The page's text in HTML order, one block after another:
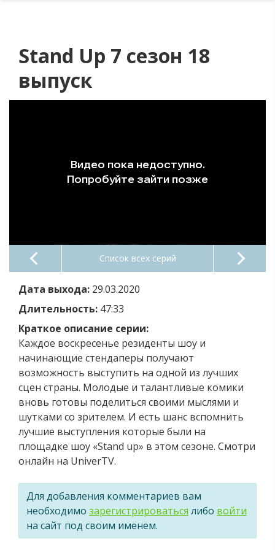
Stand Up 7 сезон 18
выпуск
Список всех серий
Дата выхода: 29.03.2020
Длительность: 47:33
Краткое описание серии:
Каждое воскресенье резиденты шоу и
начинающие стендаперы получают
возможность выступить на одной из лучших
сцен страны. Молодые и талантливые комики
вновь готовы поделиться своими мыслями и
шутками со зрителем. И есть шанс вспомнить
лучшие выступления которые были на
площадке шоу «Stand up» в этом сезоне. Смотри
онлайн на UniverTV.
Для добавления комментариев вам
необходимо зарегистрироваться либо войти
на сайт под своим именем.